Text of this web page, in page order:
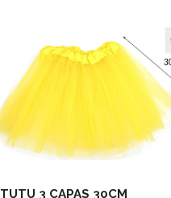
TUTU 3 CAPAS 30CM
Ver detalles